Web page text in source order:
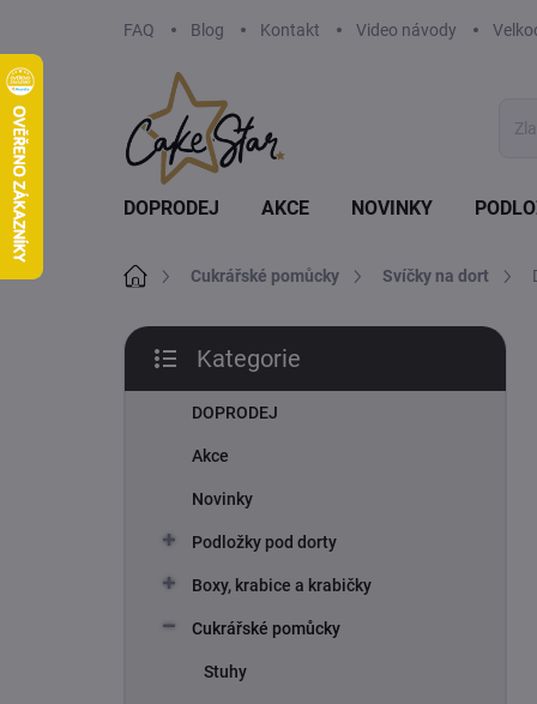
obsah
FAQ Blog Kontakt Video návody
DOPRODEJ AKCE NOVINKY
Domů Cukrářské pomůcky Svíčky na dort
P
s
kategorie
Kategorie
DOPRODEJ
Akce
Novinky
Podložky pod dorty
Boxy, krabice a krabičky
Cukrářské pomůcky
Stuhy